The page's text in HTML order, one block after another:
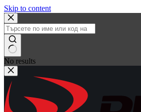
Skip to content
No results